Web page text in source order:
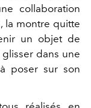
collaboration
la montre quitte
un objet de
dans une
poser sur son